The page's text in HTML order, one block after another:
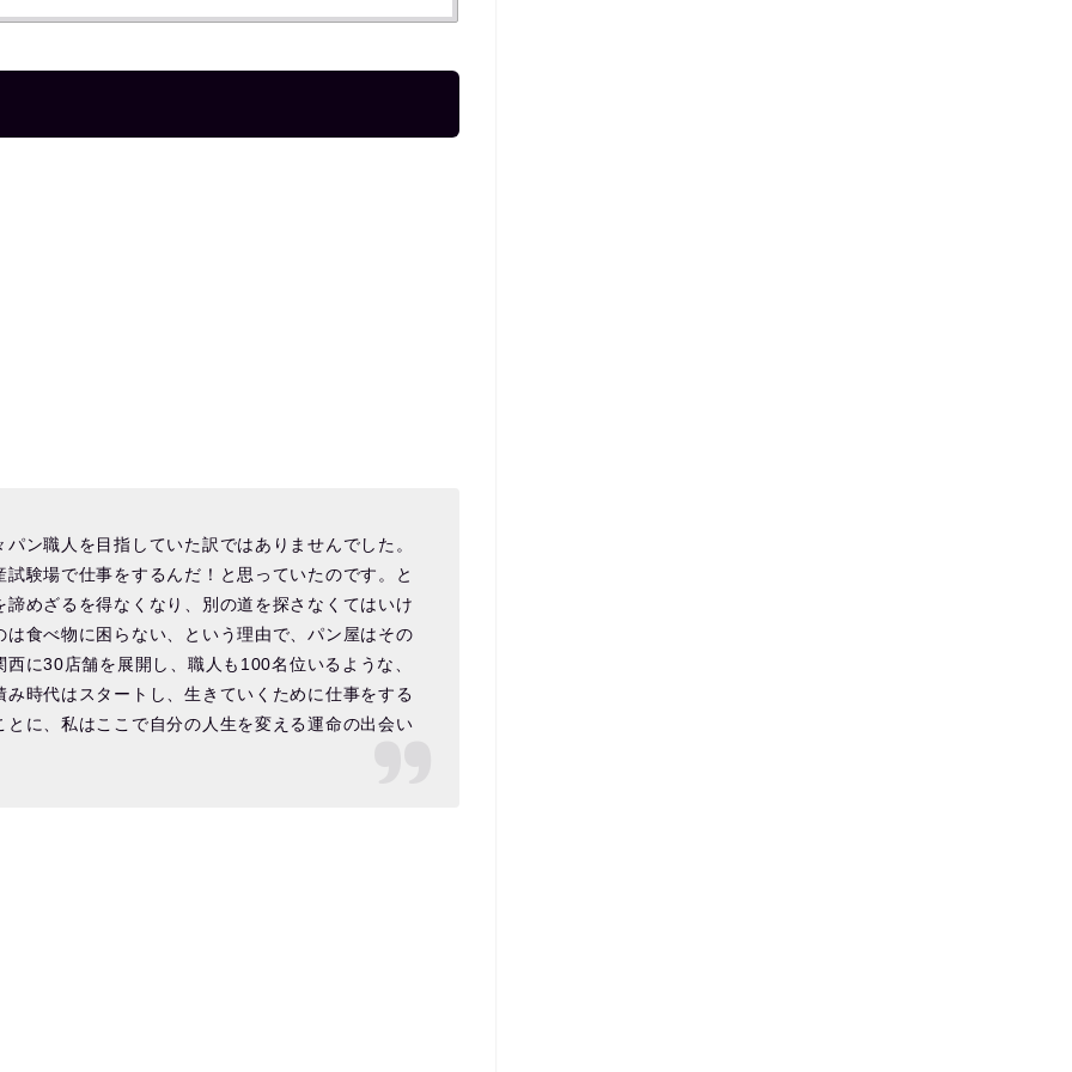
ン職人を目指していた訳ではありませんでした。
験場で仕事をするんだ！と思っていたのです。と
めざるを得なくなり、別の道を探さなくてはいけ
食べ物に困らない、という理由で、パン屋はその
に30店舗を展開し、職人も100名位いるような、
時代はスタートし、生きていくために仕事をする
に、私はここで自分の人生を変える運命の出会い